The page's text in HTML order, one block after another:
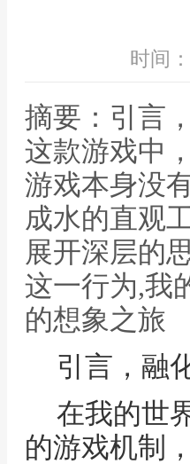
时间
摘要：引言
这款游戏中
游戏本身没
成水的直观
展开深层的
这一行为,我
的想象之旅
引言，融
在我的世
的游戏机制